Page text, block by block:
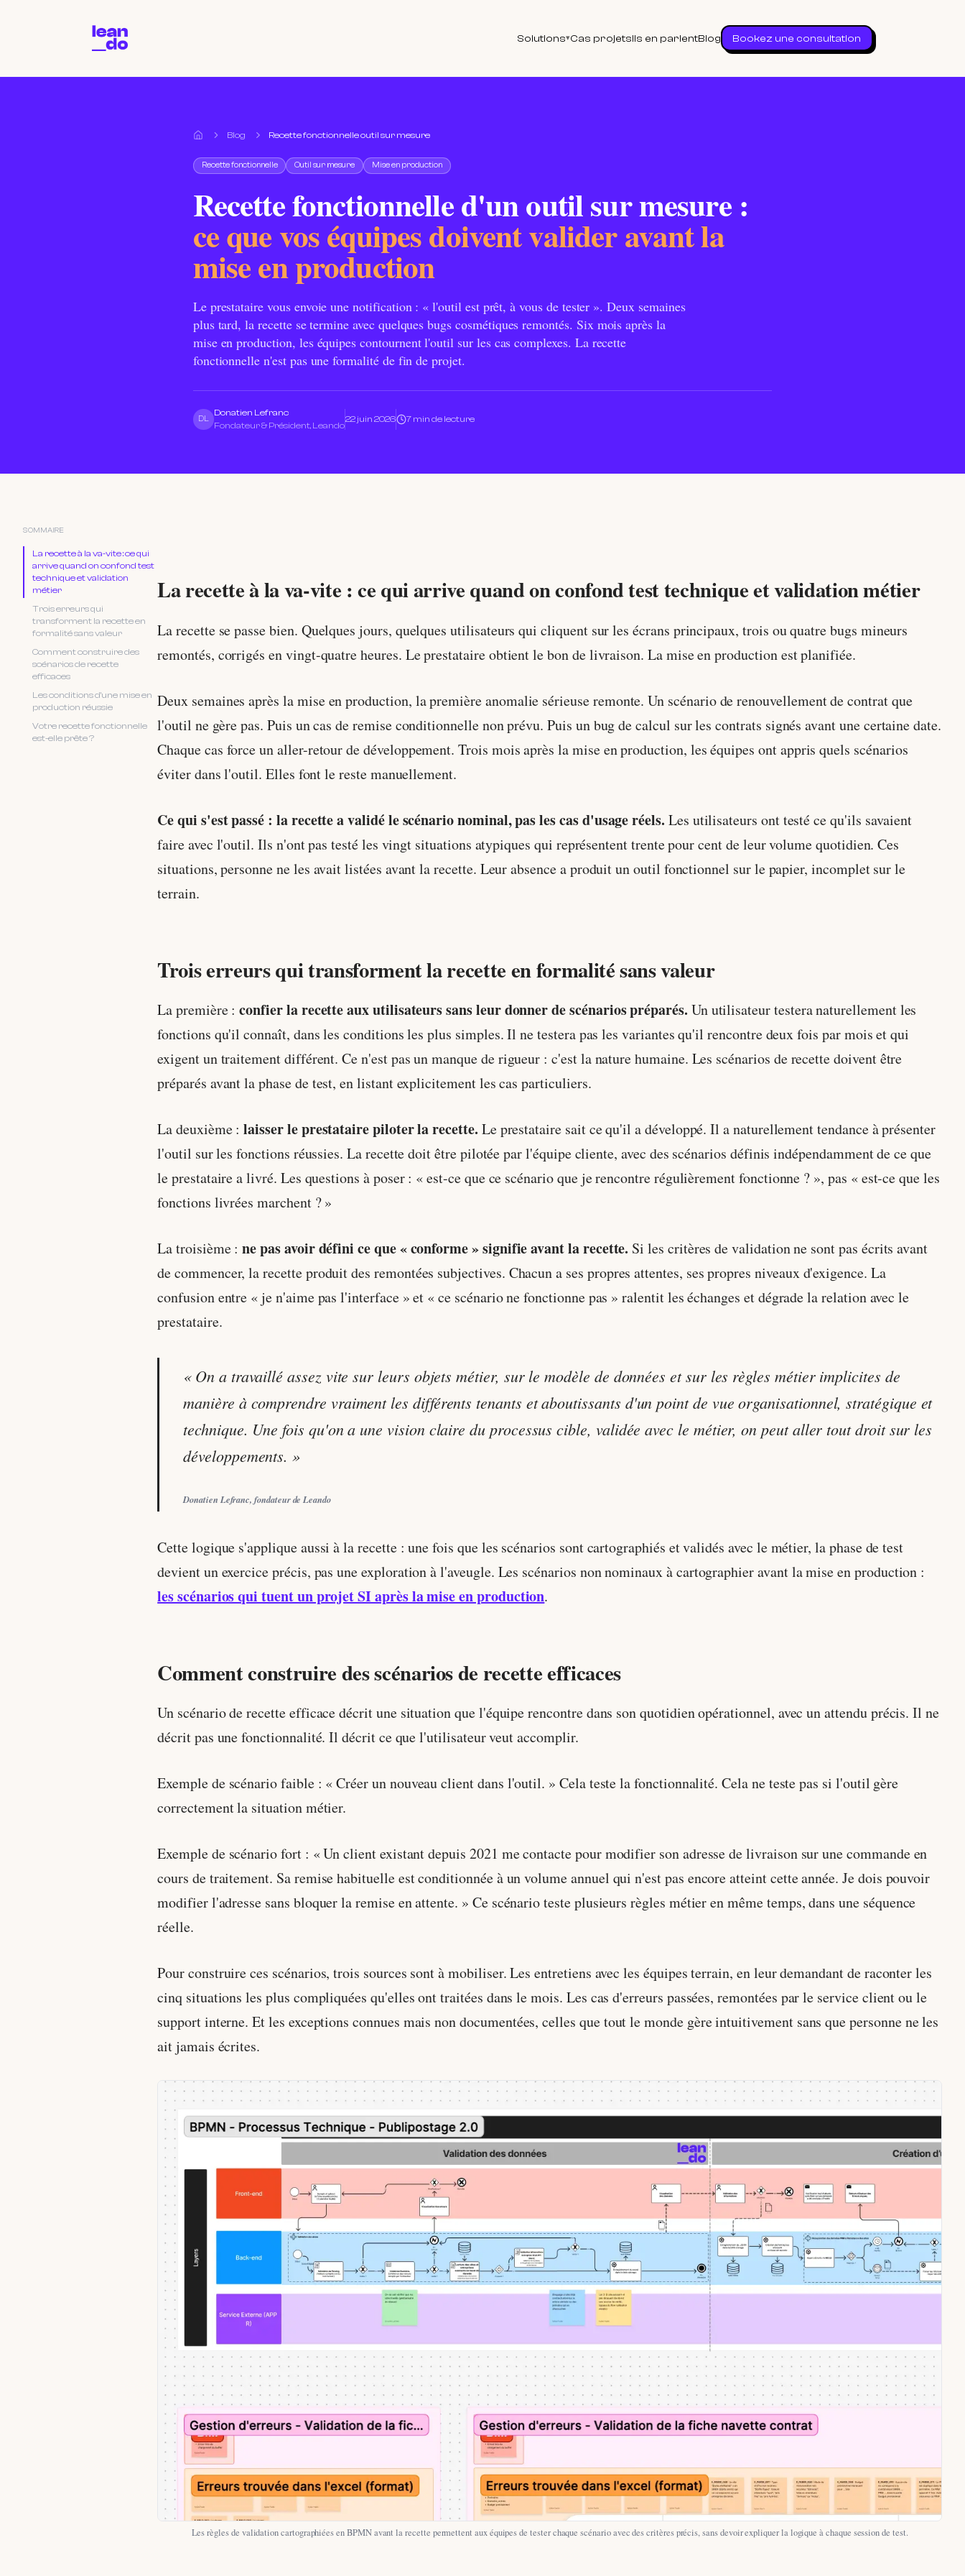
Solutions▾Cas projetsIls en parlentBlog Bookez une consultation
Accueil
Blog Recette fonctionnelle outil sur mesure
Recette fonctionnelle Outil sur mesure Mise en production
Recette fonctionnelle d'un outil sur mesure :
ce que vos équipes doivent valider avant la
mise en production
Le prestataire vous envoie une notification : « l'outil est prêt, à vous de tester ». Deux semaines
plus tard, la recette se termine avec quelques bugs cosmétiques remontés. Six mois après la
mise en production, les équipes contournent l'outil sur les cas complexes. La recette
fonctionnelle n'est pas une formalité de fin de projet.
DL
Donatien Lefranc
Fondateur & Président, Leando
22 juin 2026 7 min de lecture
SOMMAIRE
La recette à la va-vite : ce qui
arrive quand on confond test
technique et validation
métier
Trois erreurs qui
transforment la recette en
formalité sans valeur
Comment construire des
scénarios de recette
efficaces
Les conditions d'une mise en
production réussie
Votre recette fonctionnelle
est-elle prête ?
La recette à la va-vite : ce qui arrive quand on confond test technique et validation métier
La recette se passe bien. Quelques jours, quelques utilisateurs qui cliquent sur les écrans principaux, trois ou quatre bugs mineurs
remontés, corrigés en vingt-quatre heures. Le prestataire obtient le bon de livraison. La mise en production est planifiée.
Deux semaines après la mise en production, la première anomalie sérieuse remonte. Un scénario de renouvellement de contrat que
l'outil ne gère pas. Puis un cas de remise conditionnelle non prévu. Puis un bug de calcul sur les contrats signés avant une certaine date.
Chaque cas force un aller-retour de développement. Trois mois après la mise en production, les équipes ont appris quels scénarios
éviter dans l'outil. Elles font le reste manuellement.
Ce qui s'est passé : la recette a validé le scénario nominal, pas les cas d'usage réels. Les utilisateurs ont testé ce qu'ils savaient
faire avec l'outil. Ils n'ont pas testé les vingt situations atypiques qui représentent trente pour cent de leur volume quotidien. Ces
situations, personne ne les avait listées avant la recette. Leur absence a produit un outil fonctionnel sur le papier, incomplet sur le
terrain.
Trois erreurs qui transforment la recette en formalité sans valeur
La première :confier la recette aux utilisateurs sans leur donner de scénarios préparés. Un utilisateur testera naturellement les
fonctions qu'il connaît, dans les conditions les plus simples. Il ne testera pas les variantes qu'il rencontre deux fois par mois et qui
exigent un traitement différent. Ce n'est pas un manque de rigueur : c'est la nature humaine. Les scénarios de recette doivent être
préparés avant la phase de test, en listant explicitement les cas particuliers.
La deuxième :laisser le prestataire piloter la recette. Le prestataire sait ce qu'il a développé. Il a naturellement tendance à présenter
l'outil sur les fonctions réussies. La recette doit être pilotée par l'équipe cliente, avec des scénarios définis indépendamment de ce que
le prestataire a livré. Les questions à poser : « est-ce que ce scénario que je rencontre régulièrement fonctionne ? », pas « est-ce que les
fonctions livrées marchent ? »
La troisième :ne pas avoir défini ce que « conforme » signifie avant la recette. Si les critères de validation ne sont pas écrits avant
de commencer, la recette produit des remontées subjectives. Chacun a ses propres attentes, ses propres niveaux d'exigence. La
confusion entre « je n'aime pas l'interface » et « ce scénario ne fonctionne pas » ralentit les échanges et dégrade la relation avec le
prestataire.
« On a travaillé assez vite sur leurs objets métier, sur le modèle de données et sur les règles métier implicites de
manière à comprendre vraiment les différents tenants et aboutissants d'un point de vue organisationnel, stratégique et
technique. Une fois qu'on a une vision claire du processus cible, validée avec le métier, on peut aller tout droit sur les
développements. »
Donatien Lefranc, fondateur de Leando
Cette logique s'applique aussi à la recette : une fois que les scénarios sont cartographiés et validés avec le métier, la phase de test
devient un exercice précis, pas une exploration à l'aveugle. Les scénarios non nominaux à cartographier avant la mise en production :
les scénarios qui tuent un projet SI après la mise en production.
Comment construire des scénarios de recette efficaces
Un scénario de recette efficace décrit une situation que l'équipe rencontre dans son quotidien opérationnel, avec un attendu précis. Il ne
décrit pas une fonctionnalité. Il décrit ce que l'utilisateur veut accomplir.
Exemple de scénario faible : « Créer un nouveau client dans l'outil. » Cela teste la fonctionnalité. Cela ne teste pas si l'outil gère
correctement la situation métier.
Exemple de scénario fort : « Un client existant depuis 2021 me contacte pour modifier son adresse de livraison sur une commande en
cours de traitement. Sa remise habituelle est conditionnée à un volume annuel qui n'est pas encore atteint cette année. Je dois pouvoir
modifier l'adresse sans bloquer la remise en attente. » Ce scénario teste plusieurs règles métier en même temps, dans une séquence
réelle.
Pour construire ces scénarios, trois sources sont à mobiliser. Les entretiens avec les équipes terrain, en leur demandant de raconter les
cinq situations les plus compliquées qu'elles ont traitées dans le mois. Les cas d'erreurs passées, remontées par le service client ou le
support interne. Et les exceptions connues mais non documentées, celles que tout le monde gère intuitivement sans que personne ne les
ait jamais écrites.
Les règles de validation cartographiées en BPMN avant la recette permettent aux équipes de tester chaque scénario avec des critères précis, sans devoir expliquer la logique à chaque session de test.